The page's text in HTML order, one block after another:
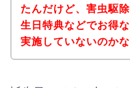
たんだけど、害虫駆
生日特典などでお得
実施していないのかな